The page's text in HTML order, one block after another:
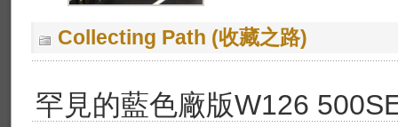
Collecting Path (收藏之路)
罕見的藍色廠版W126